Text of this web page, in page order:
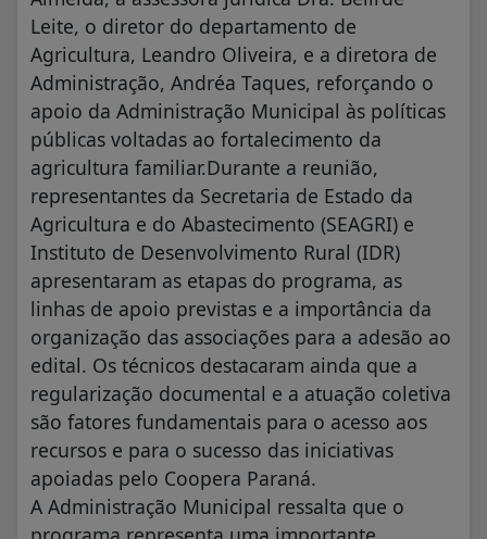
Leite, o diretor do departamento de
Agricultura, Leandro Oliveira, e a diretora de
Administração, Andréa Taques, reforçando o
apoio da Administração Municipal às políticas
públicas voltadas ao fortalecimento da
agricultura familiar.Durante a reunião,
representantes da Secretaria de Estado da
Agricultura e do Abastecimento (SEAGRI) e
Instituto de Desenvolvimento Rural (IDR)
apresentaram as etapas do programa, as
linhas de apoio previstas e a importância da
organização das associações para a adesão ao
edital. Os técnicos destacaram ainda que a
regularização documental e a atuação coletiva
são fatores fundamentais para o acesso aos
recursos e para o sucesso das iniciativas
apoiadas pelo Coopera Paraná.
A Administração Municipal ressalta que o